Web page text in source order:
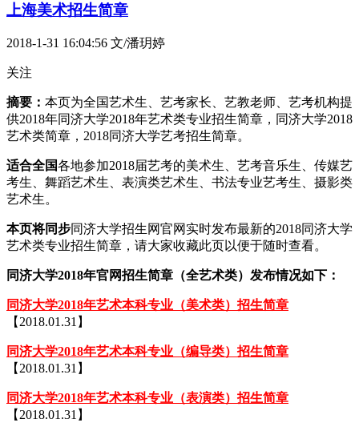
上海美术招生简章
2018-1-31 16:04:56 文/潘玥婷
关注
摘要： 本页为全国艺术生、艺考家长、艺教老师、艺考机构提
供2018年同济大学2018年艺术类专业招生简章，同济大学2018
艺术类简章，2018同济大学艺考招生简章。
适合全国各地参加2018届艺考的美术生、艺考音乐生、传媒艺
考生、舞蹈艺术生、表演类艺术生、书法专业艺考生、摄影类
艺术生。
本页将同步同济大学招生网官网实时发布最新的2018同济大学
艺术类专业招生简章，请大家收藏此页以便于随时查看。
同济大学2018年官网招生简章（全艺术类）发布情况如下：
同济大学2018年艺术本科专业（美术类）招生简章
【2018.01.31】
同济大学2018年艺术本科专业（编导类）招生简章
【2018.01.31】
同济大学2018年艺术本科专业（表演类）招生简章
【2018.01.31】